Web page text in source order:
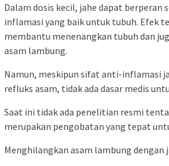
Dalam dosis kecil, jahe dapat berperan
inflamasi yang baik untuk tubuh. Efek
membantu menenangkan tubuh dan
asam lambung.
Namun, meskipun sifat anti-inflamasi
refluks asam, tidak ada dasar medis
Saat ini tidak ada penelitian resmi
merupakan pengobatan yang tepat
Menghilangkan asam lambung dengan